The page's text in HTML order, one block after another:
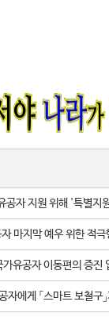
공자 지원 위해 '특별지
마지막 예우 위한 적극
유공자 이동편의 증진
에게 「스마트 보철구